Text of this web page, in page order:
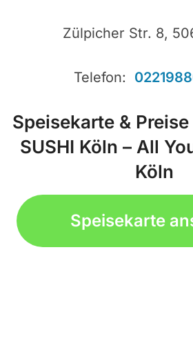
Zülpicher Str. 8,
Telefon:
Speisekarte & Preise
SUSHI Köln – All
Köln
Speisekarte